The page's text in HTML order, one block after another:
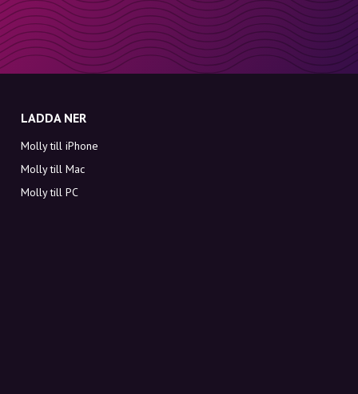
LADDA NER
Molly till iPhone
Molly till Mac
Molly till PC